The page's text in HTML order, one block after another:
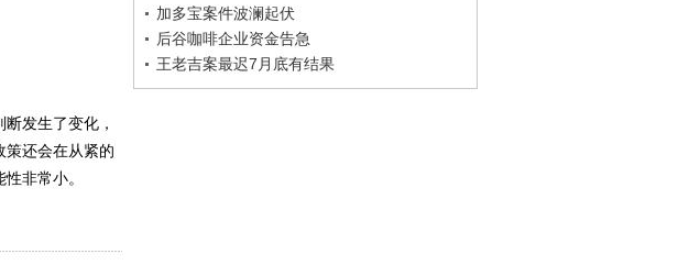
加多宝案件波澜起伏
后谷咖啡企业资金告急
王老吉案最迟7月底有结果
发生了变化，
策还会在从紧的
非常小。